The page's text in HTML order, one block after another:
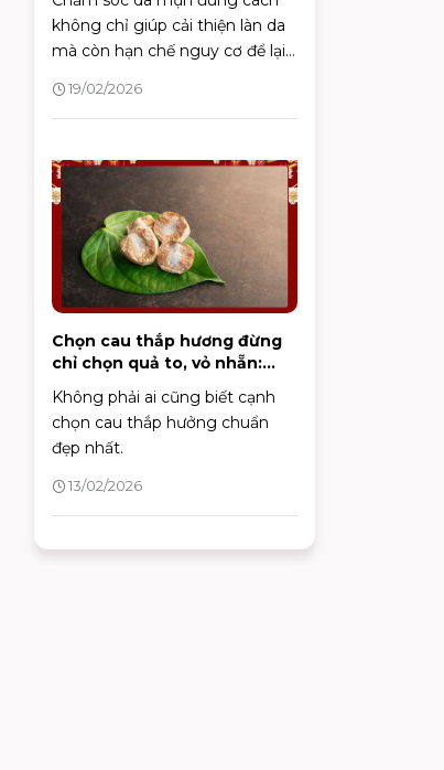
không chỉ giúp cải thiện làn da
mà còn hạn chế nguy cơ để lại
sẹo và vết thâm. Bài viết dưới
đây sẽ mang đến góc nhìn
kiểm soát mụn hiệu quả và duy
trì làn da khỏe mạnh lâu dài.
19/02/2026
Chọn cau thắp hương đừng
chỉ chọn quả to, vỏ nhẵn:
Đây mới là 3 điểm cần nhìn,
chỉ người "sành" mới biết
Không phải ai cũng biết cạnh
chọn cau thắp hưởng chuẩn
đẹp nhất.
13/02/2026